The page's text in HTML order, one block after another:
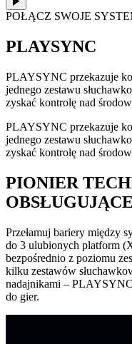
POŁĄCZ SWOJE
PLAYSYNC
PLAYSYNC przekazuje
jednego zestawu
zyskać kontrolę nad
PLAYSYNC przekazuje
jednego zestawu
zyskać kontrolę nad
PIONIER
Przełamuj bariery między
do 3 ulubionych platform
bezpośrednio z poziomu
kilku zestawów
nadajnikami –
do gier.